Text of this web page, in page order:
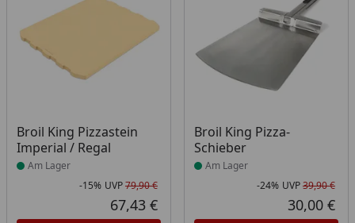
Broil King Pizzastein
Imperial / Regal
Produkt am Lager
Am Lager
Rabatt in Prozent
-15%
Ursprünglicher Preis
UVP79,90 €
Aktueller Preis
67,43 €
Broil King Pizza-
Schieber
Produkt am Lager
Am Lager
-24% UVP39,90 €
30,00 €